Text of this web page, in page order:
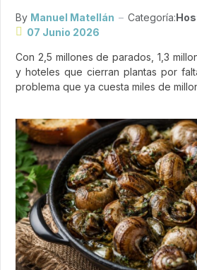
By Manuel Matellán Categoría:
07 Junio 2026
Con 2,5 millones de parados, 1,3
y hoteles que cierran plantas por
problema que ya cuesta miles de